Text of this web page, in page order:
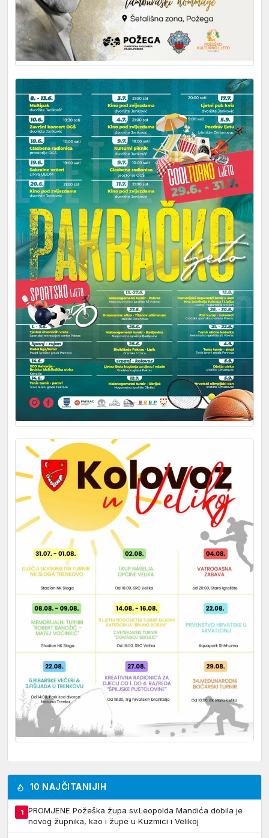
10 NAJČITANIJIH
1
PROMJENE Požeška župa sv.Leopolda Mandića dobila je
novog župnika, kao i župe u Kuzmici i Velikoj